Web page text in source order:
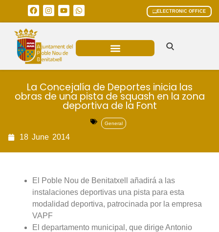
ELECTRONIC OFFICE
La Concejalía de Deportes inicia las
obras de una pista de squash en la zona
deportiva de la Font
General
18 June 2014
El Poble Nou de Benitatxell añadirá a las
instalaciones deportivas una pista para esta
modalidad deportiva, patrocinada por la empresa
VAPF
El departamento municipal, que dirige Antonio